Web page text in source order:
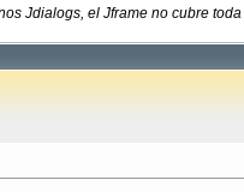
Jdialogs, el Jframe no cubre